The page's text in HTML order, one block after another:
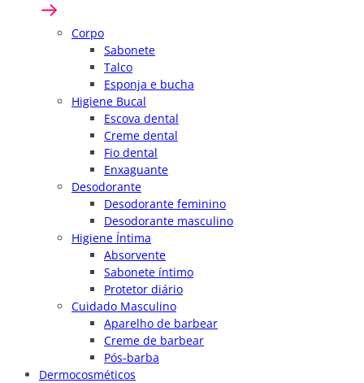
Corpo
Sabonete
Talco
Esponja e bucha
Higiene Bucal
Escova dental
Creme dental
Fio dental
Enxaguante
Desodorante
Desodorante feminino
Desodorante masculino
Higiene Íntima
Absorvente
Sabonete íntimo
Protetor diário
Cuidado Masculino
Aparelho de barbear
Creme de barbear
Pós-barba
Dermocosméticos